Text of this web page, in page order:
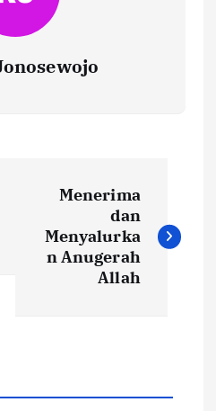
Menerima
dan
Menyalurka
n Anugerah
Allah